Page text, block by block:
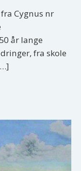
Cygnus nr
år lange
fra skole